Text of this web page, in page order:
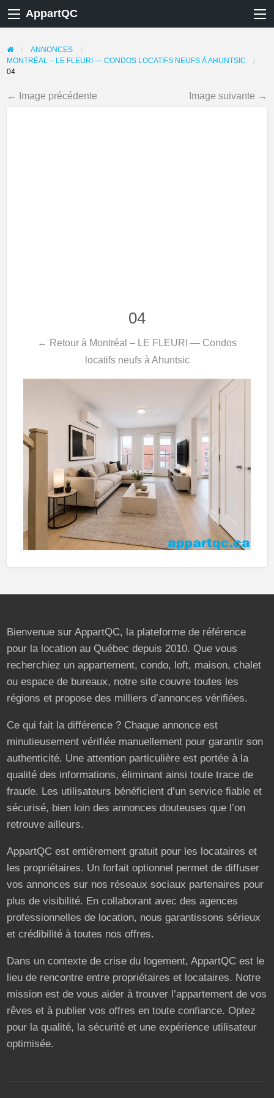
AppartQC
ANNONCES
MONTRÉAL – LE FLEURI — CONDOS LOCATIFS NEUFS À AHUNTSIC
04
← Image précédente Image suivante →
04
← Retour à Montréal – LE FLEURI — Condos
locatifs neufs à Ahuntsic
Bienvenue sur AppartQC, la plateforme de référence
pour la location au Québec depuis 2010. Que vous
recherchiez un appartement, condo, loft, maison, chalet
ou espace de bureaux, notre site couvre toutes les
régions et propose des milliers d’annonces vérifiées.
Ce qui fait la différence ? Chaque annonce est
minutieusement vérifiée manuellement pour garantir son
authenticité. Une attention particulière est portée à la
qualité des informations, éliminant ainsi toute trace de
fraude. Les utilisateurs bénéficient d’un service fiable et
sécurisé, bien loin des annonces douteuses que l’on
retrouve ailleurs.
AppartQC est entièrement gratuit pour les locataires et
les propriétaires. Un forfait optionnel permet de diffuser
vos annonces sur nos réseaux sociaux partenaires pour
plus de visibilité. En collaborant avec des agences
professionnelles de location, nous garantissons sérieux
et crédibilité à toutes nos offres.
Dans un contexte de crise du logement, AppartQC est le
lieu de rencontre entre propriétaires et locataires. Notre
mission est de vous aider à trouver l’appartement de vos
rêves et à publier vos offres en toute confiance. Optez
pour la qualité, la sécurité et une expérience utilisateur
optimisée.